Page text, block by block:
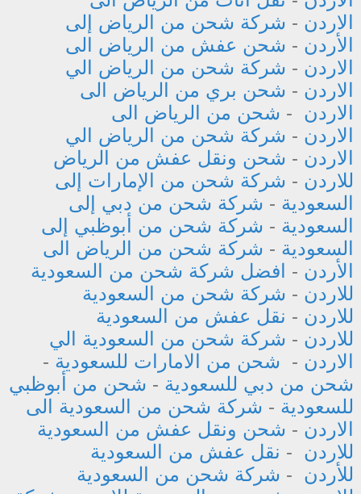
الاردن - شركة شحن من الرياض إلى
الأردن - شحن عفش من الرياض الى
الاردن - شركة شحن من الرياض الي
الاردن - شحن بري من الرياض الى
الاردن - شحن من الرياض الى
الاردن - شركة شحن من الرياض الي
الاردن - شحن ونقل عفش من الرياض
للاردن - شركة شحن من الإمارات إلى
السعودية - شركة شحن من دبي إلى
السعودية - شركة شحن من أبوظبي إلى
السعودية - شركة شحن من الرياض الى
الأردن - افضل شركة شحن من السعودية
للاردن - شركة شحن من السعودية
للاردن - نقل عفش من السعودية
للاردن - شركة شحن من السعودية الي
الاردن - شحن من الامارات للسعودية -
شحن من دبي للسعودية - شحن من أبوظبي
للسعودية - شركة شحن من السعودية الى
الاردن - شحن ونقل عفش من السعودية
للاردن - نقل عفش من السعودية
للأردن - شركة شحن من السعودية